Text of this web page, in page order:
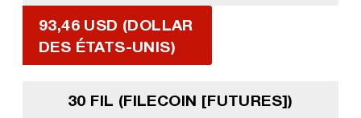
93,46 USD (DOLLAR
DES ÉTATS-UNIS)
30 FIL (FILECOIN [FUTURES])